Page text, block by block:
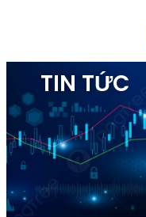
TIN TỨC